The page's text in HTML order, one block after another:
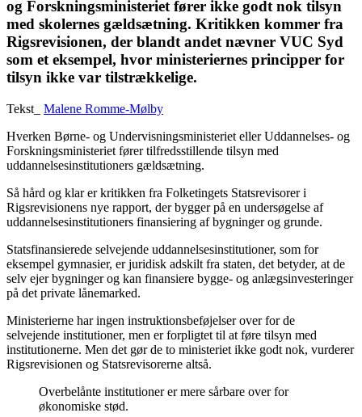
og Forskningsministeriet fører ikke godt nok tilsyn
med skolernes gældsætning. Kritikken kommer fra
Rigsrevisionen, der blandt andet nævner VUC Syd
som et eksempel, hvor ministeriernes principper for
tilsyn ikke var tilstrækkelige.
Tekst_ Malene Romme-Mølby
Hverken Børne- og Undervisningsministeriet eller Uddannelses- og
Forskningsministeriet fører tilfredsstillende tilsyn med
uddannelsesinstitutioners gældsætning.
Så hård og klar er kritikken fra Folketingets Statsrevisorer i
Rigsrevisionens nye rapport, der bygger på en undersøgelse af
uddannelsesinstitutioners finansiering af bygninger og grunde.
Statsfinansierede selvejende uddannelsesinstitutioner, som for
eksempel gymnasier, er juridisk adskilt fra staten, det betyder, at de
selv ejer bygninger og kan finansiere bygge- og anlægsinvesteringer
på det private lånemarked.
Ministerierne har ingen instruktionsbeføjelser over for de
selvejende institutioner, men er forpligtet til at føre tilsyn med
institutionerne. Men det gør de to ministeriet ikke godt nok, vurderer
Rigsrevisionen og Statsrevisorerne altså.
Overbelånte institutioner er mere sårbare over for
økonomiske stød.